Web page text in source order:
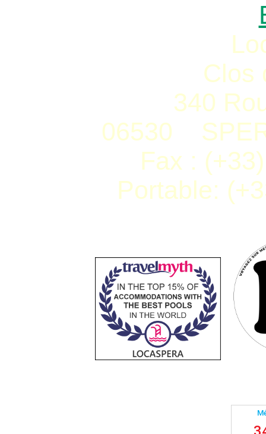
Clos
340
06530
Fax :
Portable: